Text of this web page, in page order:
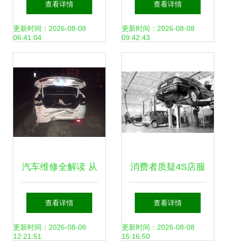
查看详情
更新时间：2026-08-08
06:41:04
查看详情
更新时间：2026-08-08
09:42:43
汽车维修全解读 从
基础保养到深度维
修的实用指南
查看详情
更新时间：2026-08-08
12:21:51
消费者质疑4S店服
务 维修保养行业信
任危机背后的多重
查看详情
更新时间：2026-08-08
15:16:50